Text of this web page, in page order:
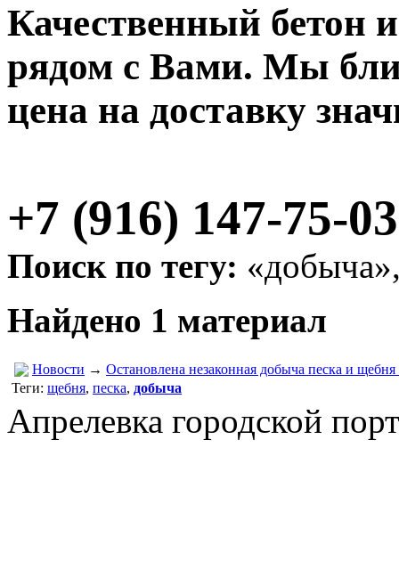
Качественный бетон
рядом с Вами. Мы
цена на доставку
+7 (916) 147-75-03
Поиск по тегу:
Найдено 1 материал
Новости → Остановлена незаконная добыча песка и
Теги: щебня, песка, добыча
Апрелевка городской